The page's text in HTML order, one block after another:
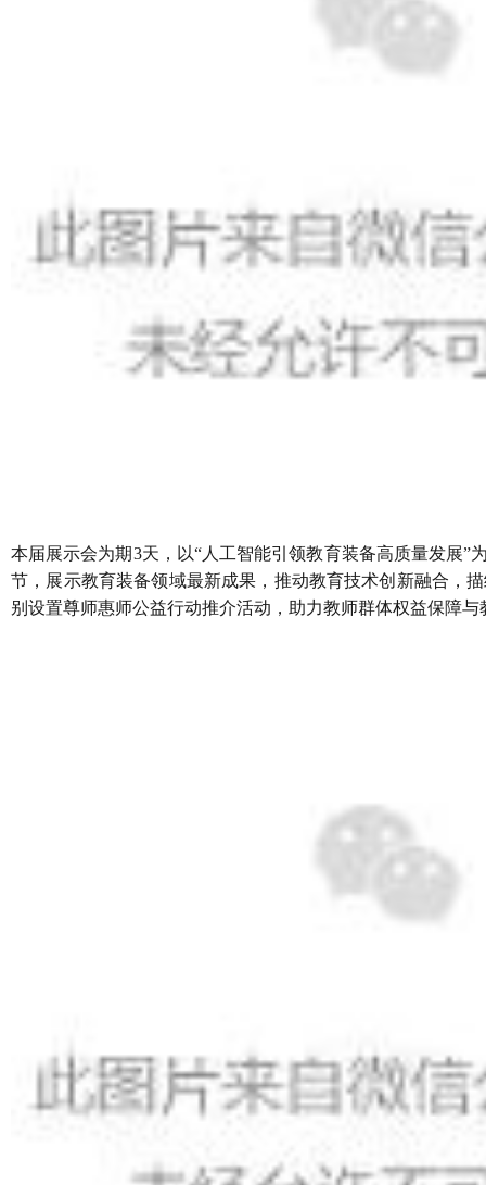
本届展示会为期3天，以“人工智能引领教育装备高质量发展
节，展示教育装备领域最新成果，推动教育技术创新融合，
别设置尊师惠师公益行动推介活动，助力教师群体权益保障